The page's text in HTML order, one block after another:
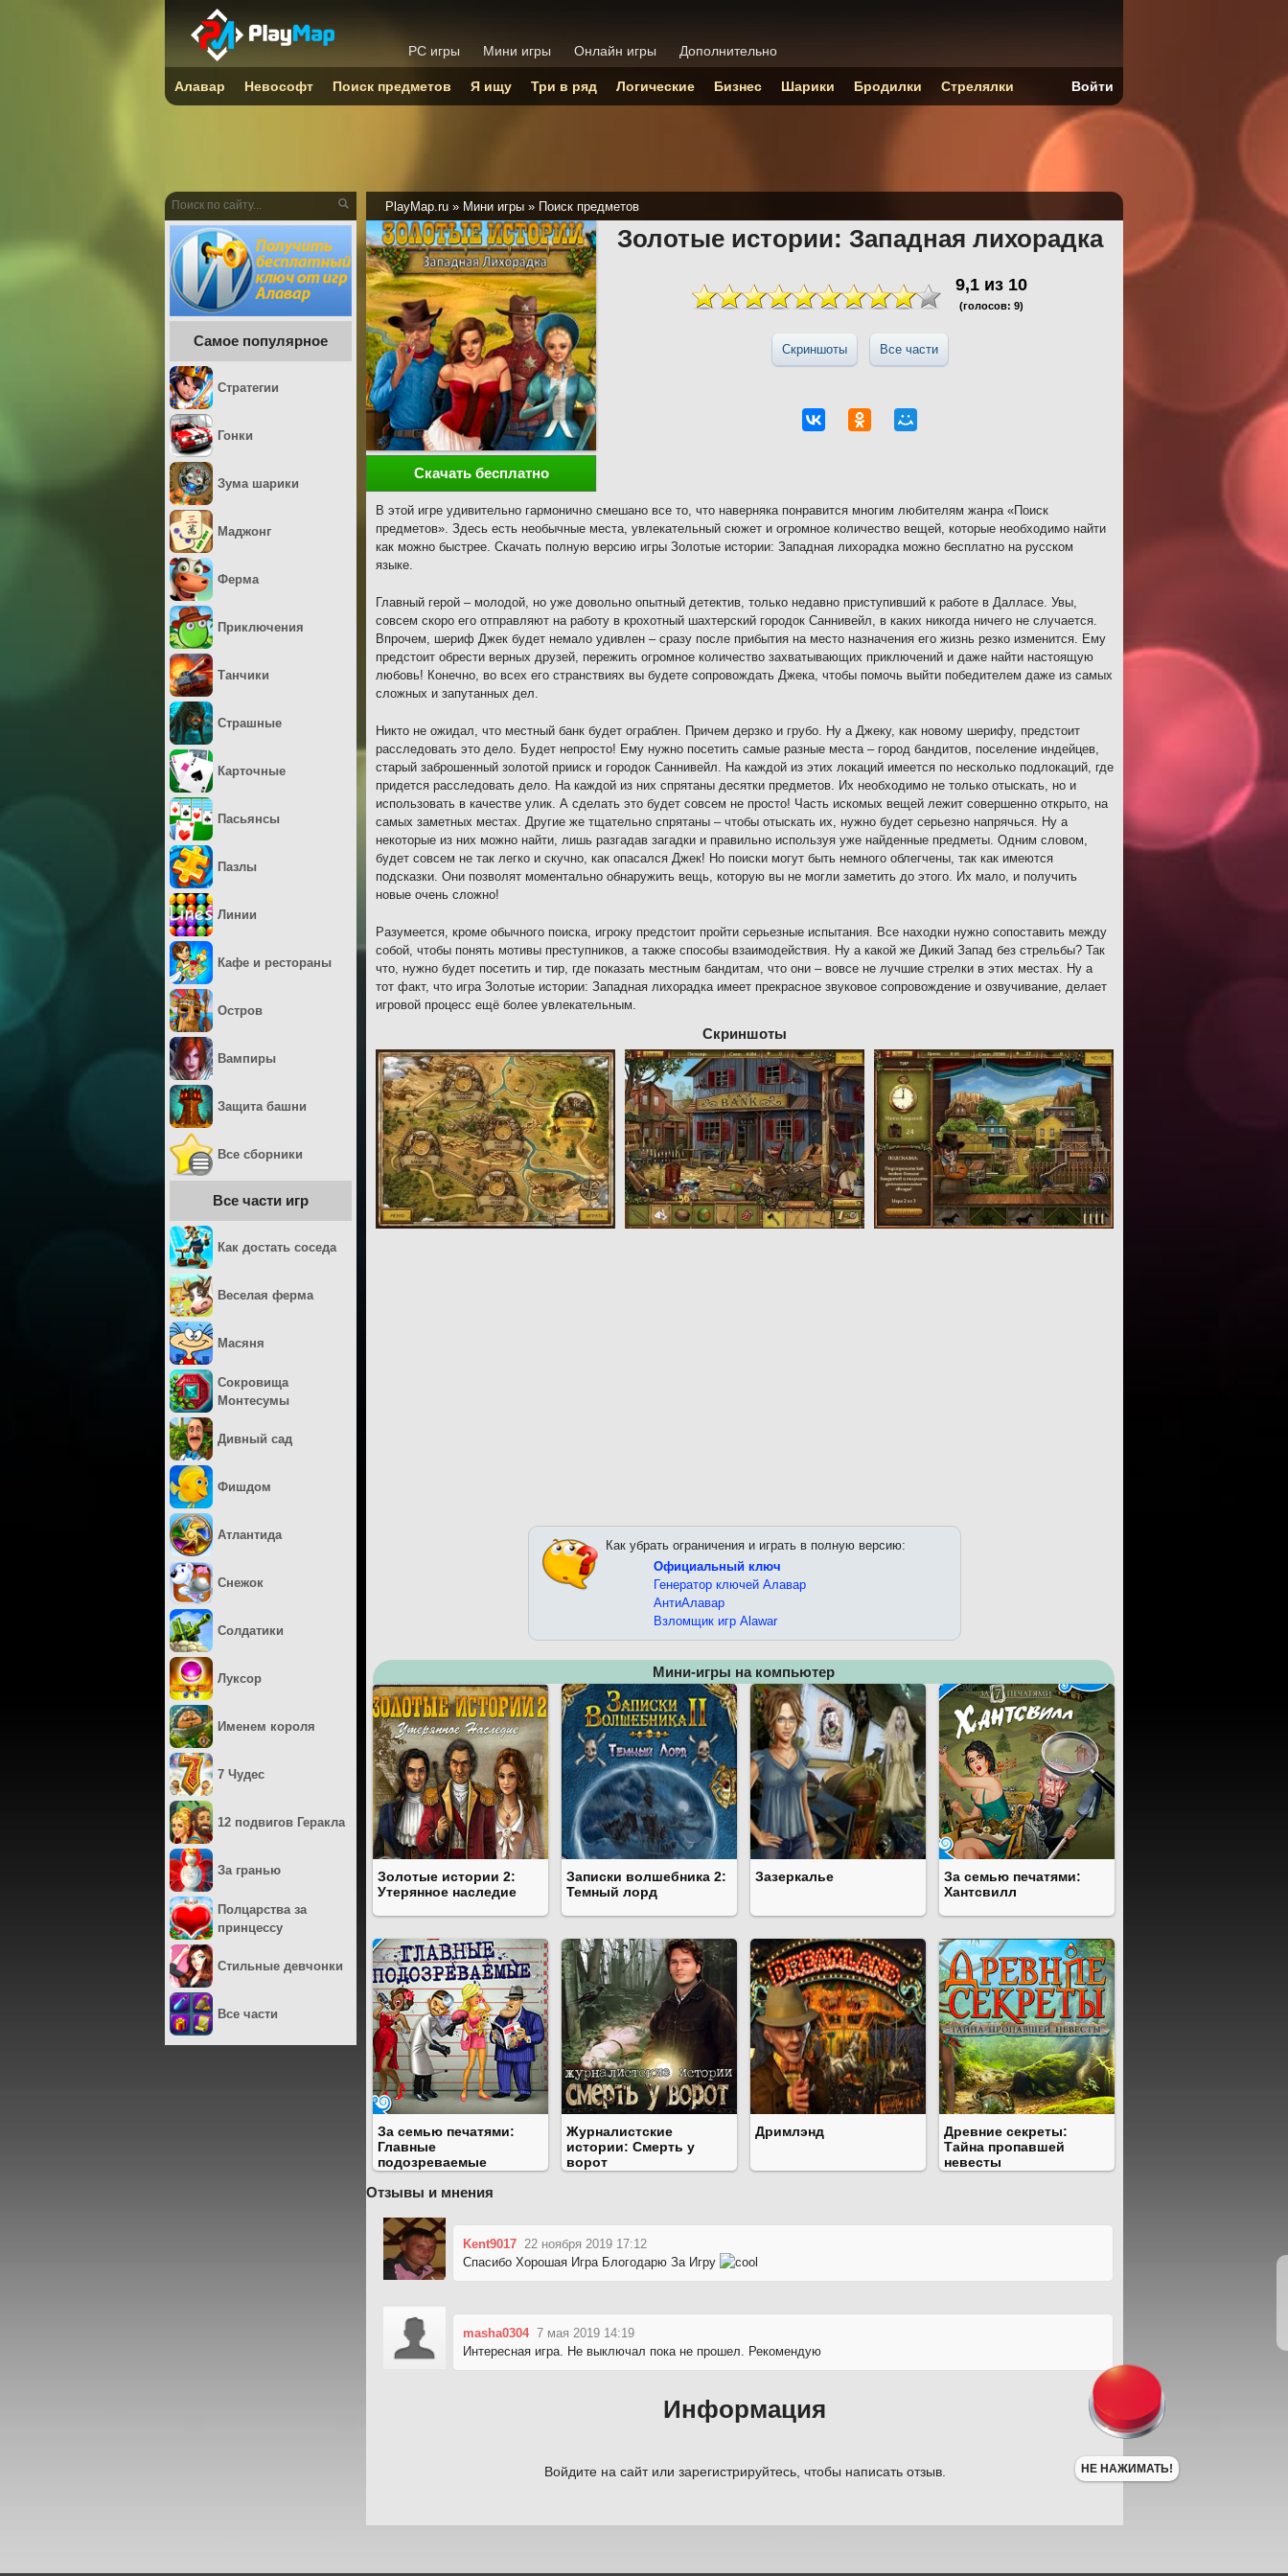
PlayMap.ru » Мини игры » Поиск предметов
Золотые истории: Западная лихорадка
9,1 из 10
(голосов: 9)
Скриншоты Все части
Скачать бесплатно
В этой игре удивительно гармонично смешано все то, что наверняка понравится многим любителям жанра «Поиск
предметов». Здесь есть необычные места, увлекательный сюжет и огромное количество вещей, которые необходимо найти
как можно быстрее. Скачать полную версию игры Золотые истории: Западная лихорадка можно бесплатно на русском
языке.
Главный герой – молодой, но уже довольно опытный детектив, только недавно приступивший к работе в Далласе. Увы,
совсем скоро его отправляют на работу в крохотный шахтерский городок Саннивейл, в каких никогда ничего не случается.
Впрочем, шериф Джек будет немало удивлен – сразу после прибытия на место назначения его жизнь резко изменится. Ему
предстоит обрести верных друзей, пережить огромное количество захватывающих приключений и даже найти настоящую
любовь! Конечно, во всех его странствиях вы будете сопровождать Джека, чтобы помочь выйти победителем даже из самых
сложных и запутанных дел.
Никто не ожидал, что местный банк будет ограблен. Причем дерзко и грубо. Ну а Джеку, как новому шерифу, предстоит
расследовать это дело. Будет непросто! Ему нужно посетить самые разные места – город бандитов, поселение индейцев,
старый заброшенный золотой прииск и городок Саннивейл. На каждой из этих локаций имеется по несколько подлокаций, где
придется расследовать дело. На каждой из них спрятаны десятки предметов. Их необходимо не только отыскать, но и
использовать в качестве улик. А сделать это будет совсем не просто! Часть искомых вещей лежит совершенно открыто, на
самых заметных местах. Другие же тщательно спрятаны – чтобы отыскать их, нужно будет серьезно напрячься. Ну а
некоторые из них можно найти, лишь разгадав загадки и правильно используя уже найденные предметы. Одним словом,
будет совсем не так легко и скучно, как опасался Джек! Но поиски могут быть немного облегчены, так как имеются
подсказки. Они позволят моментально обнаружить вещь, которую вы не могли заметить до этого. Их мало, и получить
новые очень сложно!
Разумеется, кроме обычного поиска, игроку предстоит пройти серьезные испытания. Все находки нужно сопоставить между
собой, чтобы понять мотивы преступников, а также способы взаимодействия. Ну а какой же Дикий Запад без стрельбы? Так
что, нужно будет посетить и тир, где показать местным бандитам, что они – вовсе не лучшие стрелки в этих местах. Ну а
тот факт, что игра Золотые истории: Западная лихорадка имеет прекрасное звуковое сопровождение и озвучивание, делает
игровой процесс ещё более увлекательным.
Скриншоты
Как убрать ограничения и играть в полную версию:
Официальный ключ
Генератор ключей Алавар
АнтиАлавар
Взломщик игр Alawar
Мини-игры на компьютер
Золотые истории 2:
Утерянное наследие
Записки волшебника 2:
Темный лорд
Зазеркалье
За семью печатями:
Хантсвилл
За семью печатями:
Главные
подозреваемые
Журналистские
истории: Смерть у
ворот
Дримлэнд
Древние секреты:
Тайна пропавшей
невесты
Отзывы и мнения
Kent9017 22 ноября 2019 17:12
Спасибо Хорошая Игра Блогодарю За Игру
masha0304 7 мая 2019 14:19
Интересная игра. Не выключал пока не прошел. Рекомендую
Информация
Войдите на сайт или зарегистрируйтесь, чтобы написать отзыв.
Самое популярное
Стратегии
Гонки
Зума шарики
Маджонг
Ферма
Приключения
Танчики
Страшные
Карточные
Пасьянсы
Пазлы
Линии
Кафе и рестораны
Остров
Вампиры
Защита башни
Все сборники
Все части игр
Как достать соседа
Веселая ферма
Масяня
Сокровища
Монтесумы
Дивный сад
Фишдом
Атлантида
Снежок
Солдатики
Луксор
Именем короля
7 Чудес
12 подвигов Геракла
За гранью
Полцарства за
принцессу
Стильные девчонки
Все части
PC игры Мини игры Онлайн игры Дополнительно
Алавар Невософт Поиск предметов Я ищу Три в ряд Логические Бизнес Шарики Бродилки Стрелялки Войти
НЕ НАЖИМАТЬ!